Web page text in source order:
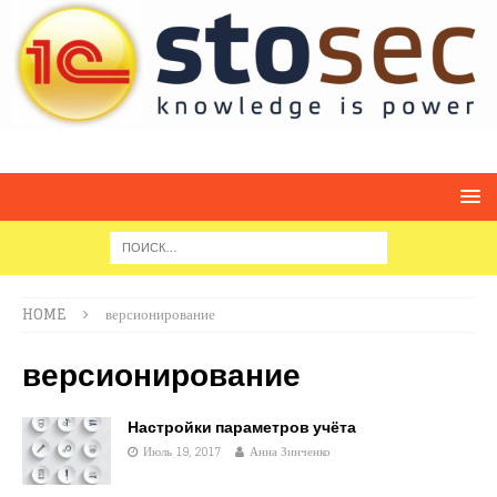
HOME версионирование
версионирование
Настройки параметров учёта
Июль 19, 2017 Анна Зинченко